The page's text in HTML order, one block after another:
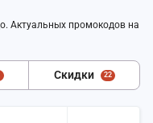
Актуальных промокодов на
Скидки 22